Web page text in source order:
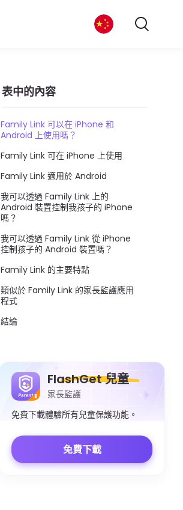
表中的內容
Family Link 可以在 iPhone 和
Android 上使用嗎？
Family Link 可在 iPhone 上使用
Family Link 適用於 Android
我可以透過 Family Link 上的
Android 裝置控制我孩子的 iPhone
嗎？
我可以透過 Family Link 從 iPhone
控制孩子的 Android 裝置嗎？
Family Link 的主要特點
類似於 Family Link 的家長監護應用
程式
結論
FlashGet 兒童
家長監護
免費下載體驗所有兒童保護功能。
免費下載